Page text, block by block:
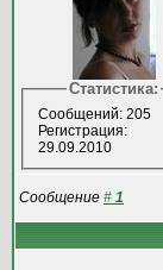
Статистика:
Сообщений: 205
Регистрация:
29.09.2010
Сообщение # 1